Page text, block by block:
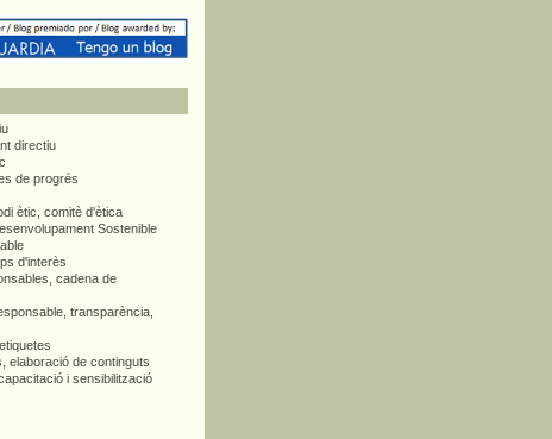
directiu
de progrés
ètic, comitè d'ètica
Sostenible
d'interès
cadena de
transparència,
elaboració de continguts
i sensibilització